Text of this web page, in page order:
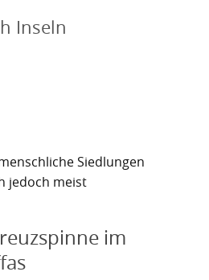
Inseln
Siedlungen
jedoch meist
im